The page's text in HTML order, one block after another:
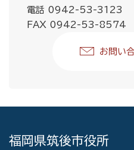
電話 0942-53-3123
FAX 0942-53-8574
お問い
福岡県筑後市役所